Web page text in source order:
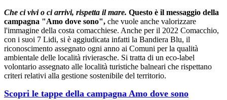
Che ci vivi o ci arrivi, rispetta il mare. Questo è il messaggio della
campagna "Amo dove sono", che vuole anche valorizzare
l'immagine della costa comacchiese. Anche per il 2022 Comacchio,
con i suoi 7 Lidi, si è aggiudicata infatti la Bandiera Blu, il
riconoscimento assegnato ogni anno ai Comuni per la qualità
ambientale delle località rivierasche. Si tratta di un eco-label
volontario assegnato alle località turistiche balneari che rispettano
criteri relativi alla gestione sostenibile del territorio.
Scopri le tappe della campagna Amo dove sono